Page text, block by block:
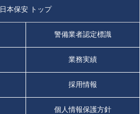
日本保安 トップ
警備業者認定標識
業務実績
採用情報
個人情報保護方針